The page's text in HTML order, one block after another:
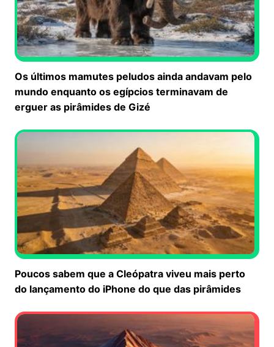
Os últimos mamutes peludos ainda andavam pelo
mundo enquanto os egípcios terminavam de
erguer as pirâmides de Gizé
Poucos sabem que a Cleópatra viveu mais perto
do lançamento do iPhone do que das pirâmides